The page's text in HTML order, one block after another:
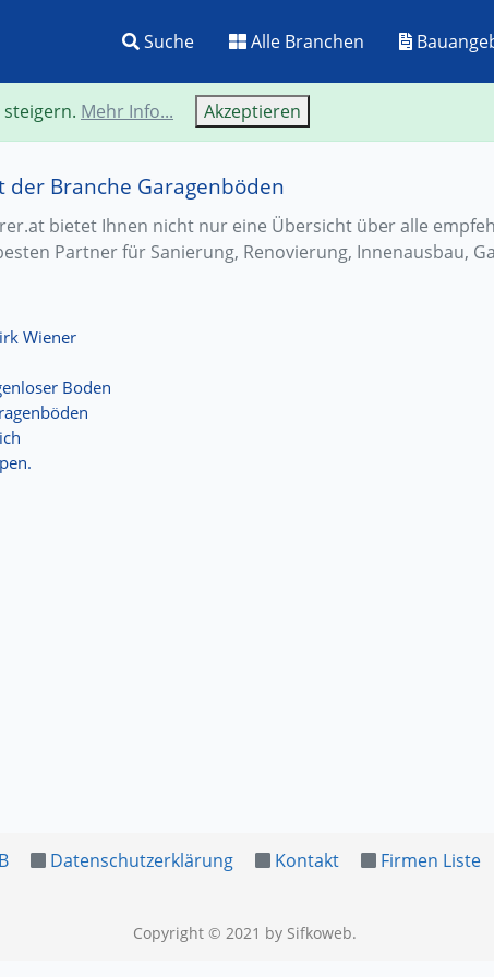
Suche Alle Branchen
Branche Garagenböden
bietet Ihnen nicht nur eine Übersicht über alle
Partner für Sanierung, Renovierung, Innenausbau,
Wiener
Boden
Datenschutzerklärung Kontakt Firmen Liste
Copyright © 2021 by Sifkoweb.
Mehr Info... Akzeptieren